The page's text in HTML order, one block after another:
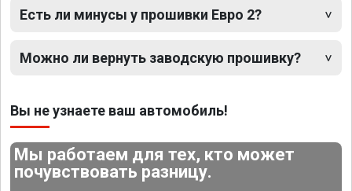
Есть ли минусы у прошивки Евро 2?
Можно ли вернуть заводскую прошивку?
Вы не узнаете ваш автомобиль!
Мы работаем для тех, кто может
почувствовать разницу.